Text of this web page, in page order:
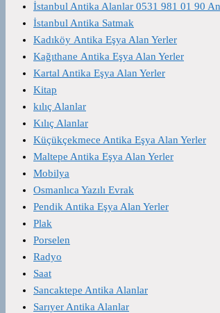
İstanbul Antika Alanlar 0531 981 01 90
İstanbul Antika Satmak
Kadıköy Antika Eşya Alan Yerler
Kağıthane Antika Eşya Alan Yerler
Kartal Antika Eşya Alan Yerler
Kitap
kılıç Alanlar
Kılıç Alanlar
Küçükçekmece Antika Eşya Alan Yerler
Maltepe Antika Eşya Alan Yerler
Mobilya
Osmanlıca Yazılı Evrak
Pendik Antika Eşya Alan Yerler
Plak
Porselen
Radyo
Saat
Sancaktepe Antika Alanlar
Sarıyer Antika Alanlar